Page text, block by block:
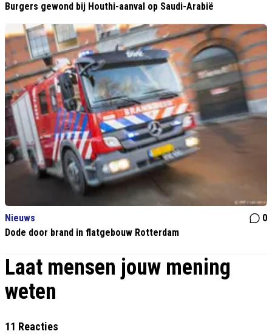
Burgers gewond bij Houthi-aanval op Saudi-Arabië
Nieuws
0
Dode door brand in flatgebouw Rotterdam
Laat mensen jouw mening
weten
11 Reacties